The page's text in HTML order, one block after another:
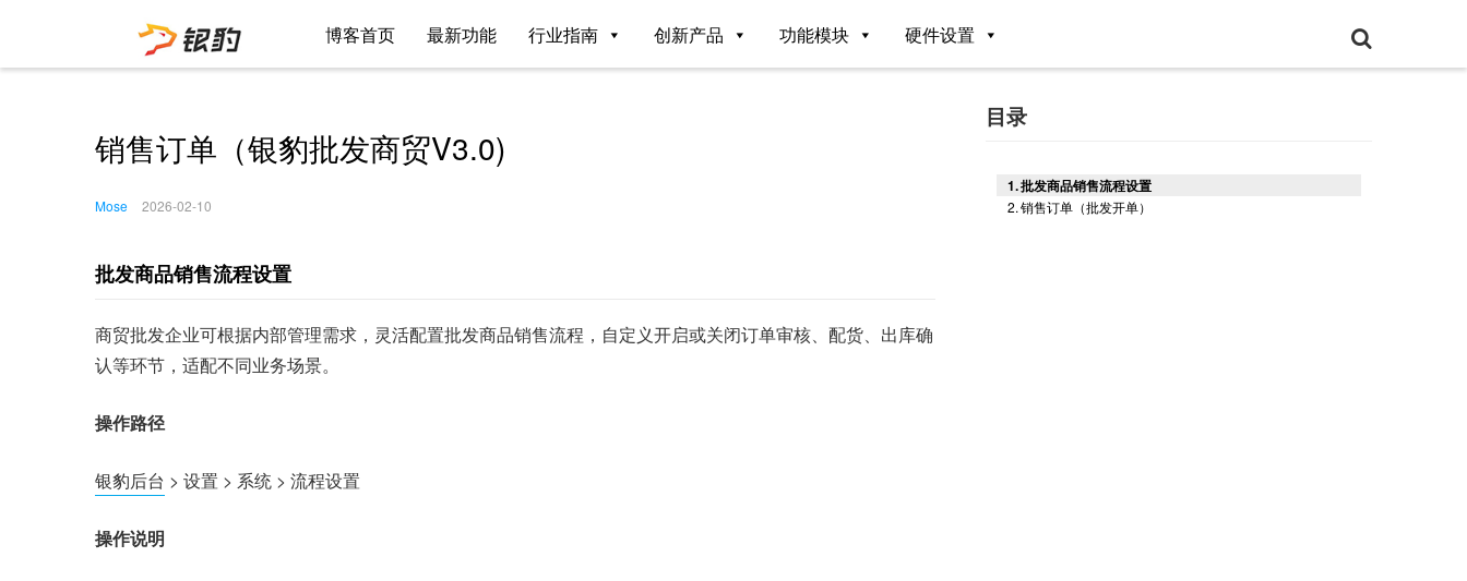
博客首页 最新功能 行业指南 创新产品 功能模块 硬件设置
销售订单（银豹批发商贸V3.0)
Mose 2026-02-10
批发商品销售流程设置
商贸批发企业可根据内部管理需求，灵活配置批发商品销售流程，自定义开启或关闭订单审核、配货、出库确
认等环节，适配不同业务场景。
操作路径
银豹后台 > 设置 > 系统 > 流程设置
操作说明
目录
批发商品销售流程设置
销售订单（批发开单）